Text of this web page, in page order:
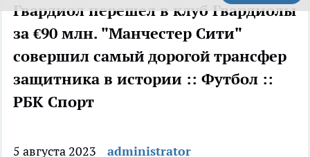
Гвардиол перешел в клуб Гвардиолы
за €90 млн. "Манчестер Сити"
совершил самый дорогой трансфер
защитника в истории :: Футбол ::
РБК Спорт
5 августа 2023
administrator